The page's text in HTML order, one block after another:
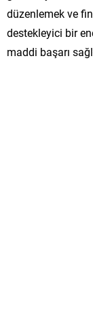
düzenlemek ve
destekleyici bir
maddi başarı